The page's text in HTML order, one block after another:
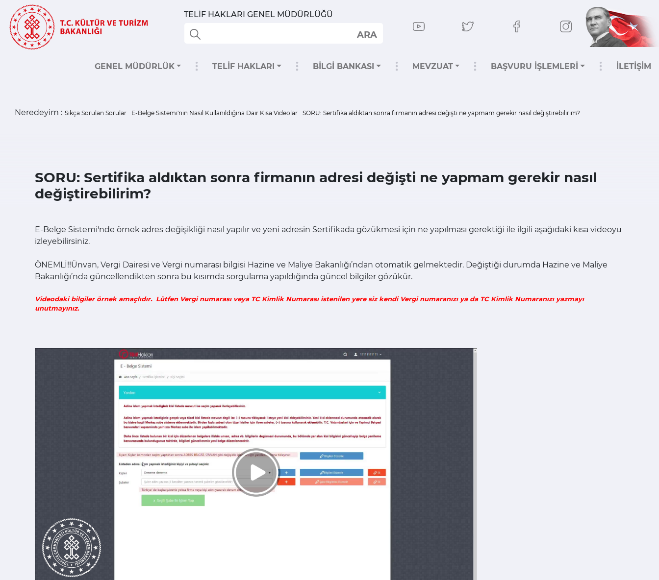
TELİF HAKLARI GENEL MÜDÜRLÜĞÜ
ARA
GENEL MÜDÜRLÜK TELİF HAKLARI BİLGİ BANKASI MEVZUAT BAŞVURU İŞLEMLERİ İLETİŞİM
Neredeyim : Sıkça Sorulan Sorular E-Belge Sistemi'nin Nasıl Kullanıldığına Dair Kısa Videolar SORU: Sertifika aldıktan sonra firmanın adresi değişti ne yapmam gerekir nasıl değiştirebilirim?
SORU: Sertifika aldıktan sonra firmanın adresi değişti ne yapmam gerekir nasıl
değiştirebilirim?
E-Belge Sistemi'nde örnek adres değişikliği nasıl yapılır ve yeni adresin Sertifikada gözükmesi için ne yapılması gerektiği ile ilgili aşağıdaki kısa videoyu
izleyebilirsiniz.
ÖNEMLİ!!Ünvan, Vergi Dairesi ve Vergi numarası bilgisi Hazine ve Maliye Bakanlığı’ndan otomatik gelmektedir. Değiştiği durumda Hazine ve Maliye
Bakanlığı’nda güncellendikten sonra bu kısımda sorgulama yapıldığında güncel bilgiler gözükür.
Videodaki bilgiler örnek amaçlıdır. Lütfen Vergi numarası veya TC Kimlik Numarası istenilen yere siz kendi Vergi numaranızı ya da TC Kimlik Numaranızı yazmayı
unutmayınız.